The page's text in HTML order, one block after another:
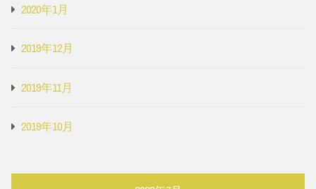
2020年1月
2019年12月
2019年11月
2019年10月